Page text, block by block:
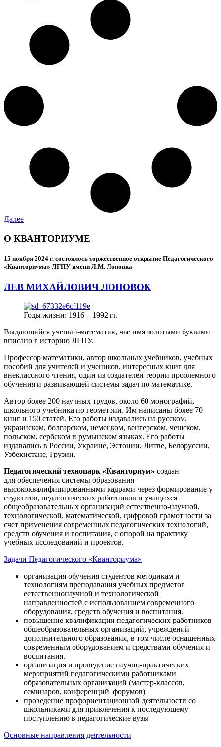
Далее
О КВАНТОРИУМЕ
15 ноября 2024 г. состоялось торжественное открытие Педагогического
«Кванториума» ЛГПУ имени Л.М. Лоповка
ЛЕВ МИХАЙЛОВИЧ ЛОПОВОК
Годы жизни: 1916 – 1992 гг.
Выдающийся ученый-математик, чье имя золотыми буквами
вписано в историю ЛГПУ.
Профессор математики, автор школьных учебников, учебных
пособий для учителей и учеников, интересных книг для
внеклассного чтения, один из создателей теории проблемного
обучения и развивающей системы задач по математике.
Автор более 200 научных трудов, около 60 монографий,
школьного учебника по геометрии. Им написаны более 70
книг и 150 статей. Его работы издавались на русском,
украинском, болгарском, немецком, венгерском, чешском,
польском, сербском и румынском языках. Его работы
издавались в России, Украине, Эстонии, Литве, Белоруссии,
Узбекистане, Грузии.
Педагогический технопарк «Кванториум» создан
для обеспечения системы образования
высококвалифицированными кадрами через формирование у
студентов, педагогических работников и учащихся
общеобразовательных организаций естественно-научной,
технологической, математической, цифровой грамотности за
счет применения современных педагогических технологий,
средств обучения и воспитания, с опорой на практику
учебных исследований и проектов.
Задачи Педагогического «Кванториума»
организация обучения студентов методикам и
технологиям преподавания учебных предметов
естественнонаучной и технологической
направленностей с использованием современного
оборудования, средств обучения и воспитания.
повышение квалификации педагогических работников
общеобразовательных организаций, учреждений
дополнительного образования, в том числе оснащенных
современным оборудованием и средствами обучения и
воспитания.
организация и проведение научно-практических
мероприятий педагогическими работниками
образовательных организаций (мастер-классов,
семинаров, конференций, форумов)
проведение профориентационной деятельности со
школьниками для привлечения к последующему
поступлению в педагогические вузы
Основные направления деятельности